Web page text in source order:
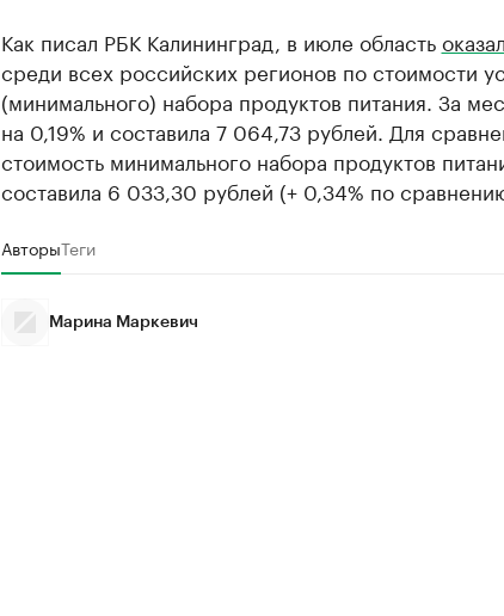
Как писал РБК Калининград, в июле область
среди всех российских регионов по стоимости
(минимального) набора продуктов питания. За
на 0,19% и составила 7 064,73 рублей. Для
стоимость минимального набора продуктов
составила 6 033,30 рублей (+ 0,34% по
АвторыТеги
Марина Маркевич